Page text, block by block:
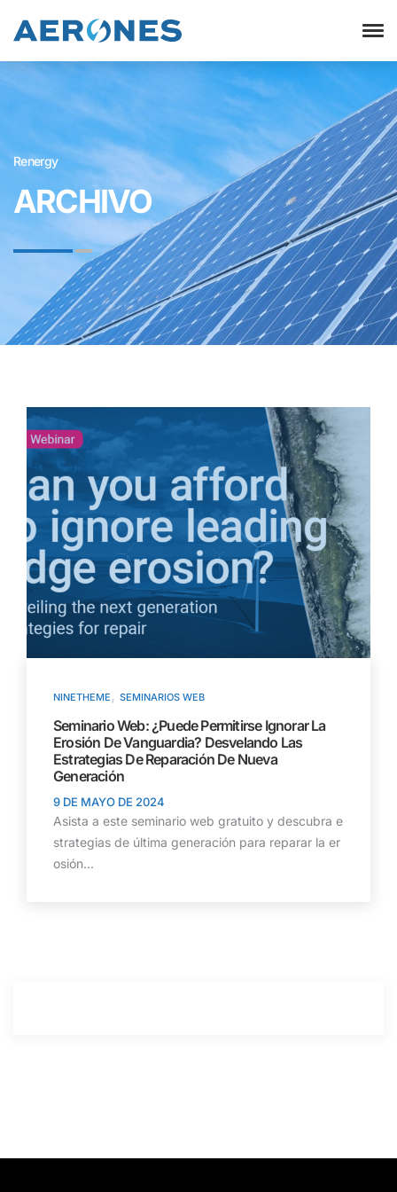
Renergy
ARCHIVO
NINETHEME , SEMINARIOS WEB
Seminario Web: ¿Puede Permitirse Ignorar La
Erosión De Vanguardia? Desvelando Las
Estrategias De Reparación De Nueva
Generación
9 DE MAYO DE 2024
Asista a este seminario web gratuito y descubra e
strategias de última generación para reparar la er
osión...